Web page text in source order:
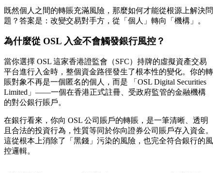
既然個人之間的轉賬充滿風險，那麼如何才能從根源上解決問
題？答案是： 改變交易對手方，從「個人」轉向「機構」。
為什麼從 OSL 入金不會觸發銀行風控？
當你選擇 OSL 這家香港證監會（SFC）持牌的虛擬資產交易
平台進行入金時，整個資金路徑發生了根本性的變化。你的轉
賬對象不再是一個匿名的個人，而是
「OSL Digital Securities
Limited」 ——一個在香港正式註冊、受政府監管的金融機構
的對公銀行賬戶。
在銀行看來，你向 OSL 公司賬戶的轉賬，是一筆清晰、透明
且合法的投資行為，性質等同於你向證券公司賬戶存入資金。
這從根本上消除了「黑錢」污染的風險，也完全符合銀行的風
控邏輯。